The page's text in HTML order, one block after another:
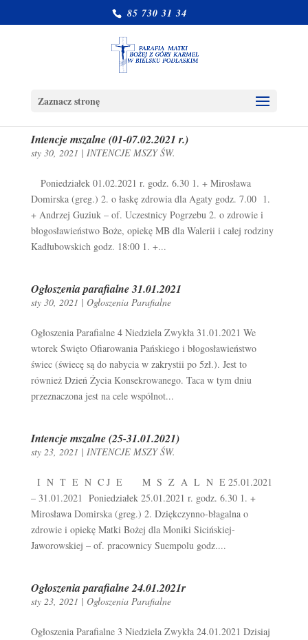
85 730 31 34
Zaznacz stronę
Intencje mszalne (01-07.02.2021 r.)
sty 30, 2021 | INTENCJE MSZY ŚW.
Poniedziałek 01.02.2021 r. godz. 6.30 1. + Mirosława
Domirska (greg.) 2. o łaskę zdrowia dla Agaty godz. 7.00 1.
+ Andrzej Guziuk – of. Uczestnicy Pogrzebu 2. o zdrowie i
błogosławieństwo Boże, opiekę MB dla Walerii i całej rodziny
Kadłubowskich godz. 18:00 1. +...
Ogłoszenia parafialne 31.01.2021
sty 30, 2021 | Ogłoszenia Parafialne
Ogłoszenia Parafialne 4 Niedziela Zwykła 31.01.2021 We
wtorek Święto Ofiarowania Pańskiego i błogosławieństwo
świec (świecę są do nabycia w zakrystii po 5zł.). Jest to
również Dzień Życia Konsekrowanego. Taca w tym dniu
przeznaczona jest na cele wspólnot...
Intencje mszalne (25-31.01.2021)
sty 23, 2021 | INTENCJE MSZY ŚW.
I N T E N C J E M S Z A L N E 25.01.2021
– 31.01.2021 Poniedziałek 25.01.2021 r. godz. 6.30 1. +
Mirosława Domirska (greg.) 2. Dziękczynno-błagalna o
zdrowie i opiekę Matki Bożej dla Moniki Sicińskiej-
Jaworowskiej – of. pracownicy Suempolu godz....
Ogłoszenia parafialne 24.01.2021r
sty 23, 2021 | Ogłoszenia Parafialne
Ogłoszenia Parafialne 3 Niedziela Zwykła 24.01.2021 Dzisiaj